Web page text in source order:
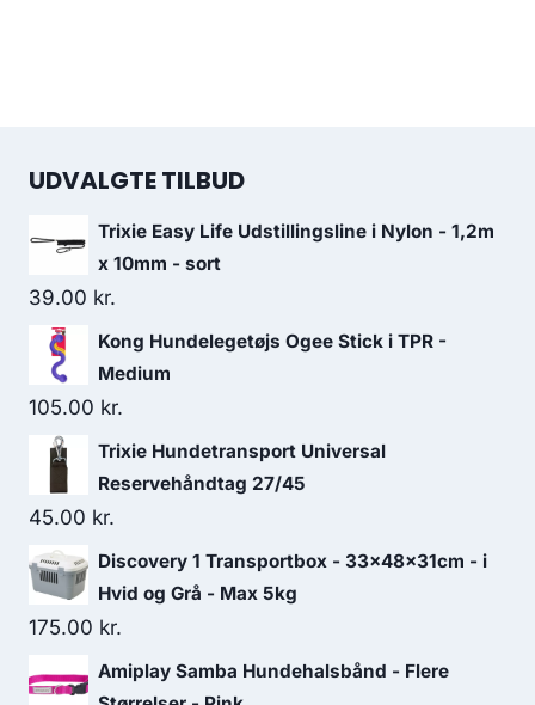
UDVALGTE TILBUD
Trixie Easy Life Udstillingsline i Nylon - 1,2m
x 10mm - sort
39.00 kr.
Kong Hundelegetøjs Ogee Stick i TPR -
Medium
105.00 kr.
Trixie Hundetransport Universal
Reservehåndtag 27/45
45.00 kr.
Discovery 1 Transportbox - 33x48x31cm - i
Hvid og Grå - Max 5kg
175.00 kr.
Amiplay Samba Hundehalsbånd - Flere